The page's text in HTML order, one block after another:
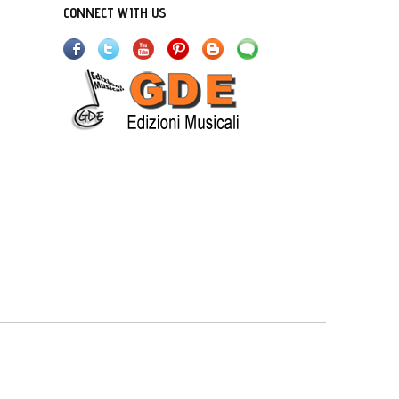
CONNECT WITH US